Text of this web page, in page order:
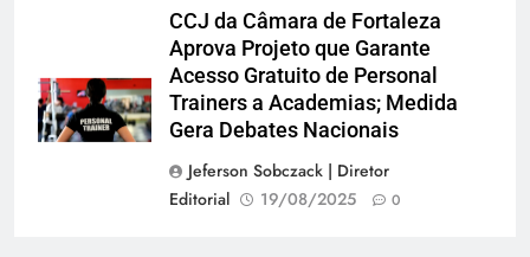
CCJ da Câmara de Fortaleza
Aprova Projeto que Garante
Acesso Gratuito de Personal
Trainers a Academias; Medida
Gera Debates Nacionais
Jeferson Sobczack | Diretor
Editorial
19/08/2025 0